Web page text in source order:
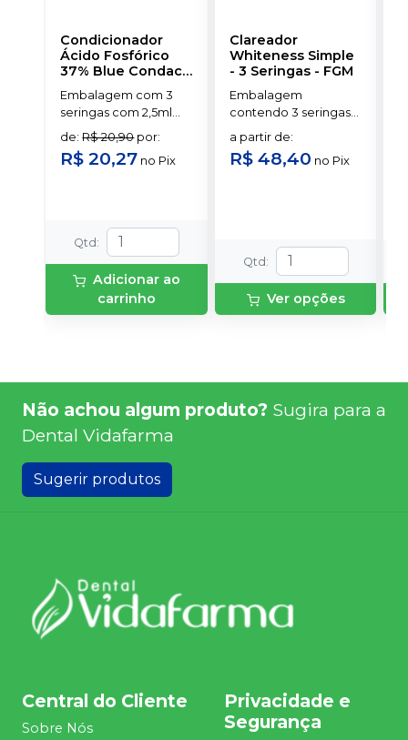
Condicionador
Ácido Fosfórico
37% Blue Condac-
FGM
Embalagem com 3
seringas com 2,5ml
cada uma e 3
ponteiras para
aplicação.
de:R$ 20,90 por:
R$ 20,27 no Pix
Qtd :
Adicionar ao
carrinho
Clareador
Whiteness Simple
- 3 Seringas- FGM
Embalagem
contendo 3 seringas
com 3g de gel cada
uma.
a partir de:
R$ 48,40 no Pix
Qtd :
Ver opções
Não achou algum produto? Sugira para a
Dental Vidafarma
Sugerir produtos
Central do Cliente
Sobre Nós
Privacidade e
Segurança